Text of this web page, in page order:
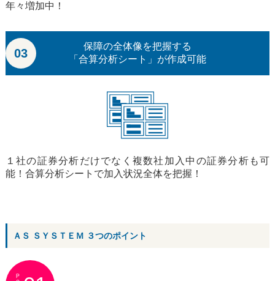
年々増加中！
03
保障の全体像を把握する
「合算分析シート」が作成可能
１社の証券分析だけでなく複数社加入中の証券分析も可
能！合算分析シートで加入状況全体を把握！
ＡＳ ＳＹＳＴＥＭ ３つのポイント